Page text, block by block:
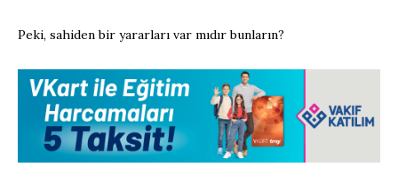
Peki, sahiden bir yararları var mıdır bunların?